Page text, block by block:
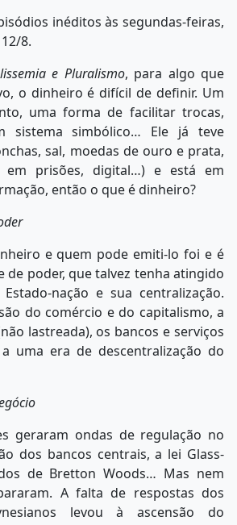
inéditos às segundas-feiras,
8.
e Pluralismo, para algo que
o dinheiro é difícil de definir. Um
uma forma de facilitar trocas,
sistema simbólico… Ele já teve
sal, moedas de ouro e prata,
em prisões, digital…) e está em
então o que é dinheiro?
e quem pode emiti-lo foi e é
de poder, que talvez tenha atingido
nação e sua centralização.
do comércio e do capitalismo, a
lastreada), os bancos e serviços
uma era de descentralização do
geraram ondas de regulação no
dos bancos centrais, a lei Glass-
de Bretton Woods… Mas nem
A falta de respostas dos
levou à ascensão do